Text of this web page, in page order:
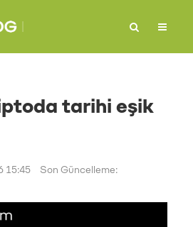
tarihi eşik
15:45
Son Güncelleme: